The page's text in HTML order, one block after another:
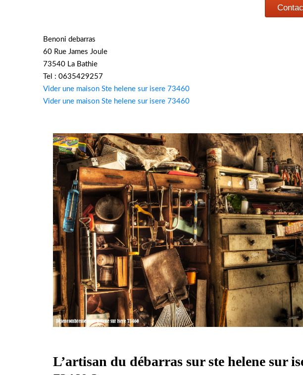
Benoni debarras
60 Rue James Joule
73540 La Bathie
Tel : 0635429257
Vider une maison Ste helene sur isere 73460
Vider une maison Ste helene sur isere 73460
L’artisan du débarras sur ste helene sur